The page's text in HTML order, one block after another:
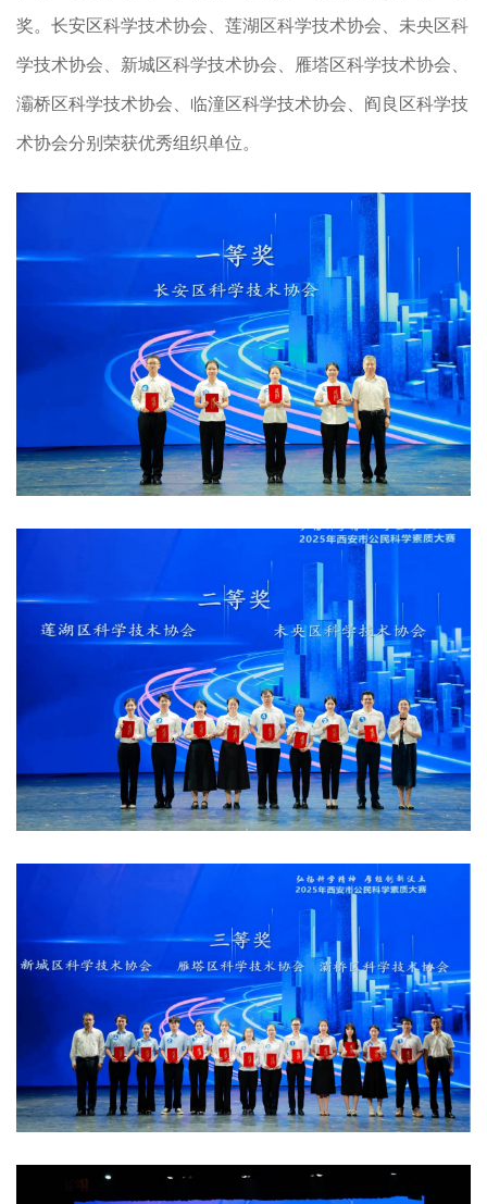
奖。长安区科学技术协会、莲湖区科学技术协会、未央区科
学技术协会、新城区科学技术协会、雁塔区科学技术协会、
灞桥区科学技术协会、临潼区科学技术协会、阎良区科学技
术协会分别荣获优秀组织单位。